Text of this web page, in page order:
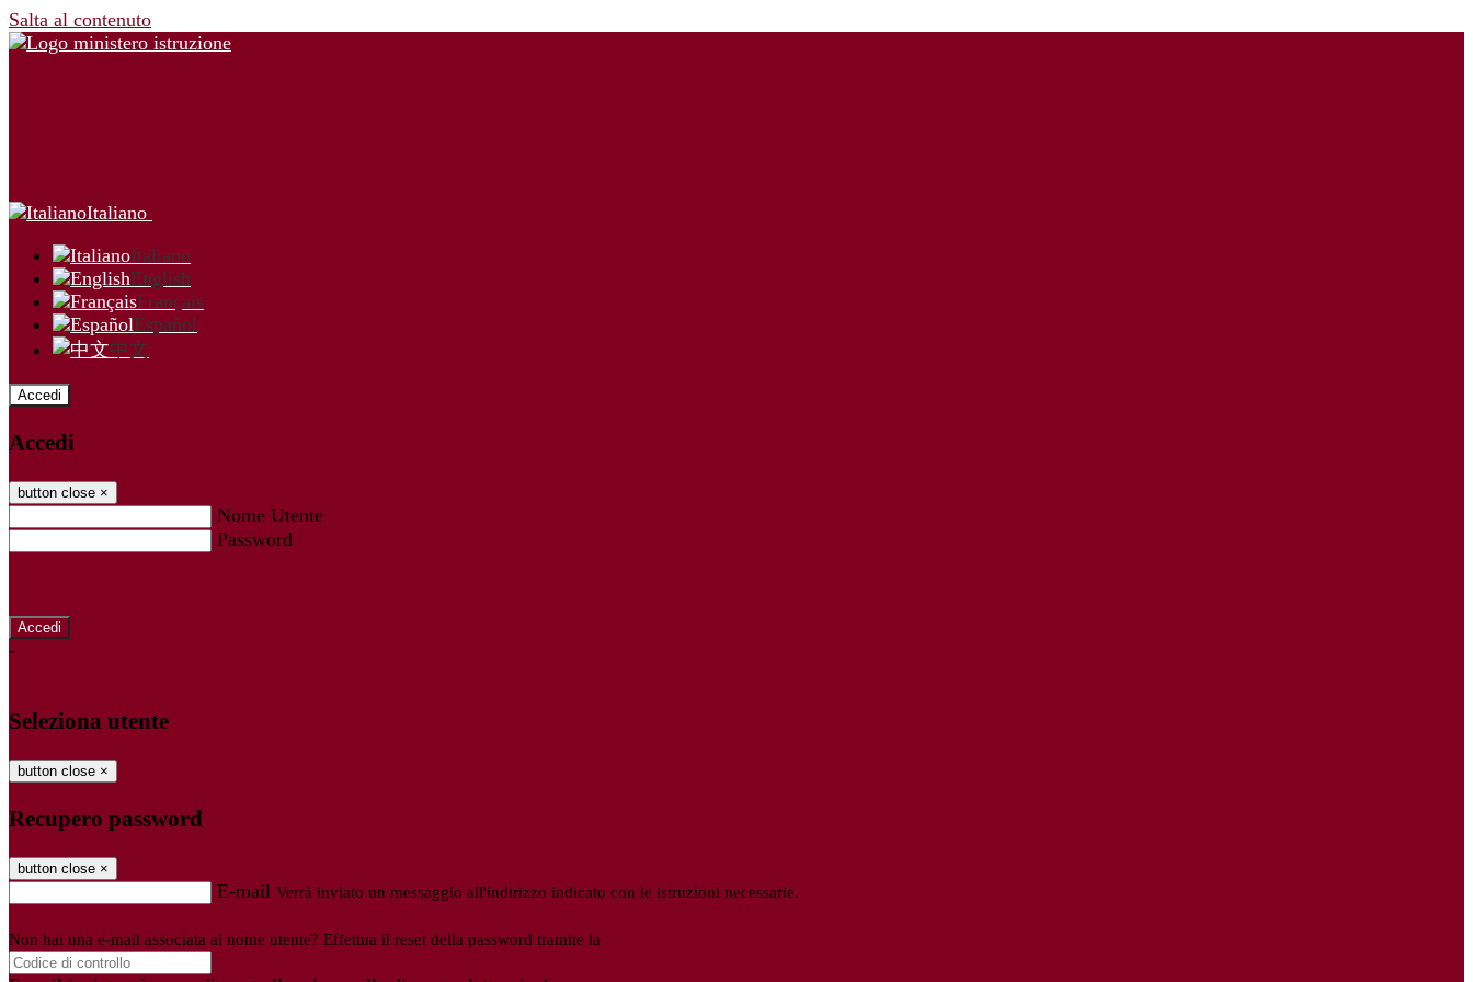
Salta al contenuto
Italiano
Italiano
English
Français
Español
中文
Accedi
Accedi
button close ×
Nome Utente
Password
-
Seleziona utente
button close ×
Recupero password
button close ×
E-mail Verrà inviato un messaggio all'indirizzo indicato con le istruzioni necessarie.
Non hai una e-mail associata al nome utente? Effettua il reset della password tramite la